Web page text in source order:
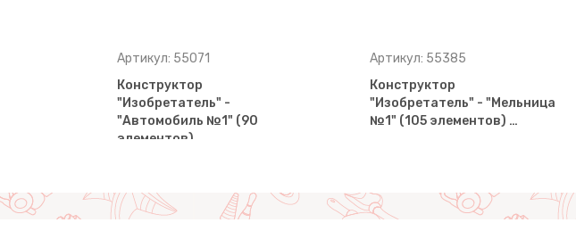
Артикул: 55071
Конструктор
"Изобретатель" -
"Автомобиль №1" (90
элементов)…
Артикул: 55385
Конструктор
"Изобретатель" - "Мельница
№1" (105 элементов) …